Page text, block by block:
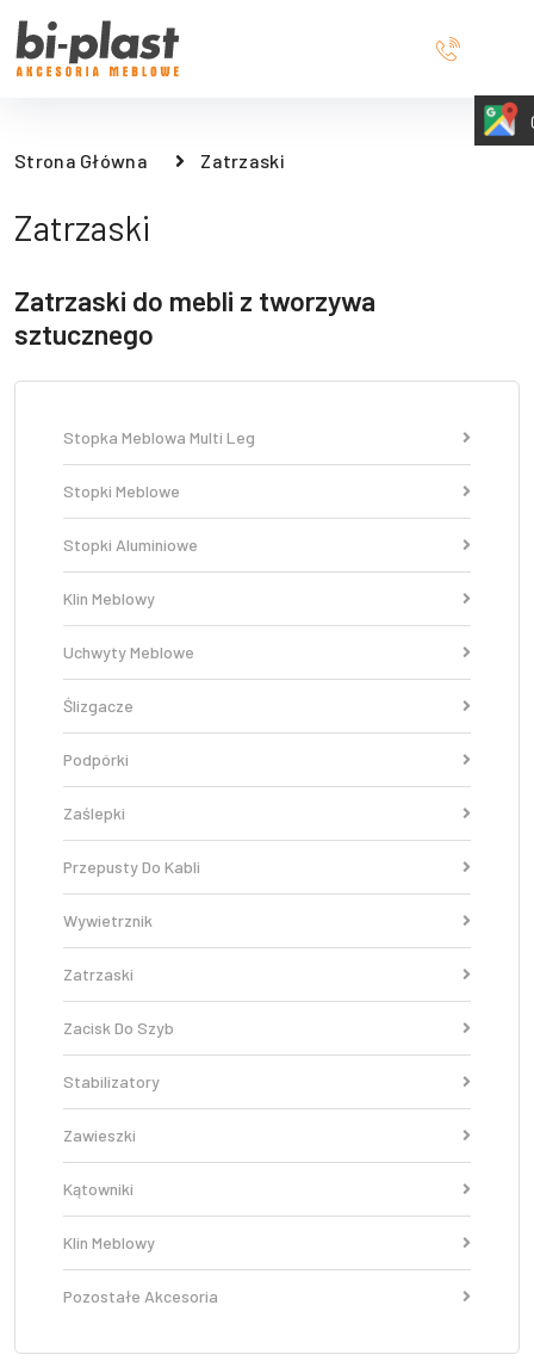
Strona Główna Zatrzaski
Zatrzaski
Zatrzaski do mebli z tworzywa
sztucznego
Stopka Meblowa Multi Leg
Stopki Meblowe
Stopki Aluminiowe
Klin Meblowy
Uchwyty Meblowe
Ślizgacze
Podpórki
Zaślepki
Przepusty Do Kabli
Wywietrznik
Zatrzaski
Zacisk Do Szyb
Stabilizatory
Zawieszki
Kątowniki
Klin Meblowy
Pozostałe Akcesoria